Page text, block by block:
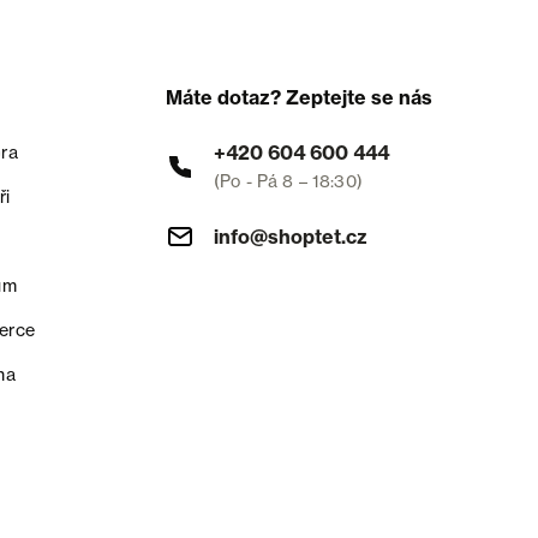
Máte dotaz? Zeptejte se nás
+420 604 600 444
(Po - Pá 8 – 18:30)
info@shoptet.cz